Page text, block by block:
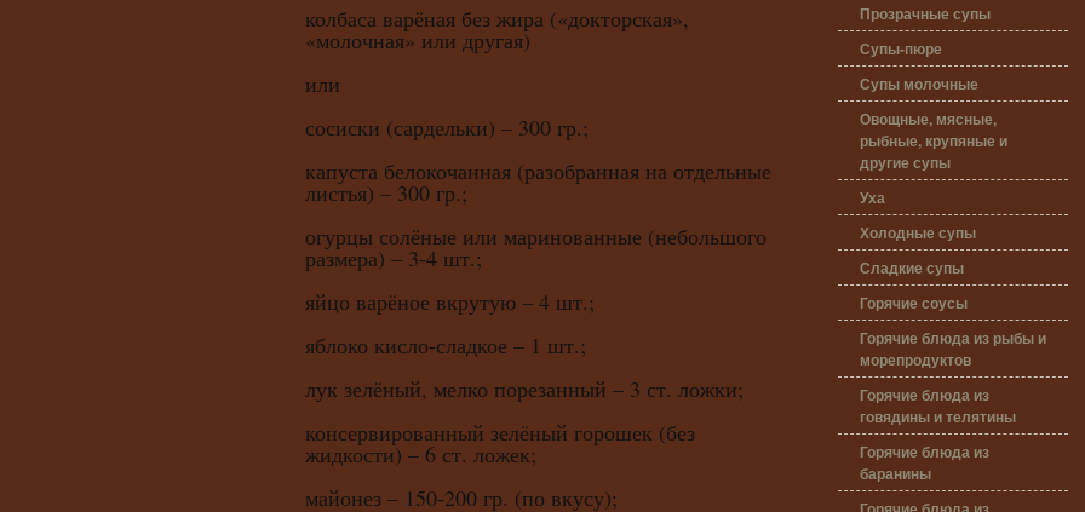
колбаса варёная без жира («докторская»,
«молочная» или другая)
или
сосиски (сардельки) – 300 гр.;
капуста белокочанная (разобранная на отдельные
листья) – 300 гр.;
огурцы солёные или маринованные (небольшого
размера) – 3-4 шт.;
яйцо варёное вкрутую – 4 шт.;
яблоко кисло-сладкое – 1 шт.;
лук зелёный, мелко порезанный – 3 ст. ложки;
консервированный зелёный горошек (без
жидкости) – 6 ст. ложек;
майонез – 150-200 гр. (по вкусу);
Прозрачные супы
Супы-пюре
Супы молочные
Овощные, мясные,
рыбные, крупяные и
другие супы
Уха
Холодные супы
Сладкие супы
Горячие соусы
Горячие блюда из рыбы и
морепродуктов
Горячие блюда из
говядины и телятины
Горячие блюда из
баранины